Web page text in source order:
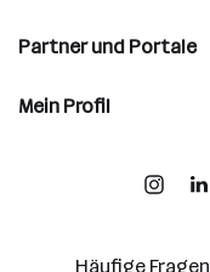
Partner und Portale
Mein Profil
Häufige Fragen